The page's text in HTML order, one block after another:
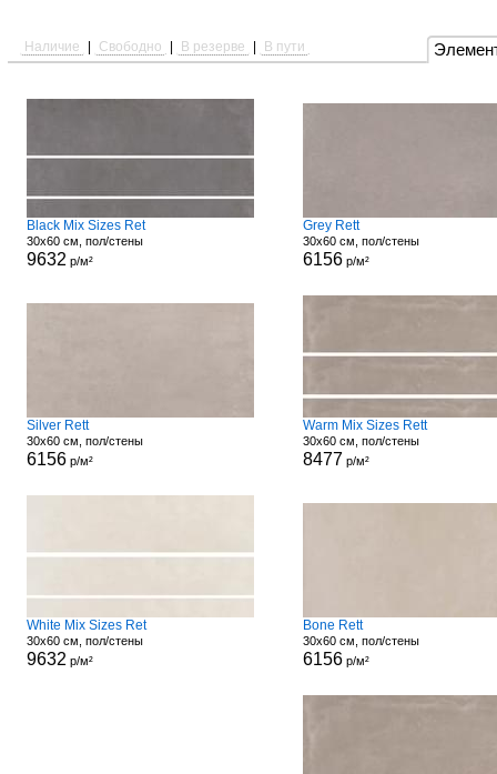
Наличие Свободно В резерве В пути
Black Mix Sizes Ret
30x60 см, пол/стены
9632 р/м²
Grey Rett
30x60 см, пол/стены
6156р/м²
Silver Rett
30x60 см, пол/стены
6156р/м²
Warm Mix Sizes Rett
30x60 см, пол/стены
8477 р/м²
White Mix Sizes Ret
30x60 см, пол/стены
9632 р/м²
Bone Rett
30x60 см, пол/стены
6156р/м²